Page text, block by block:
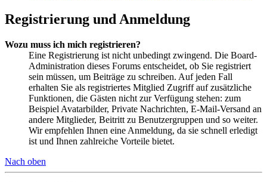
Registrierung und Anmeldung
Wozu muss ich mich registrieren?
Eine Registrierung ist nicht unbedingt zwingend. Die Board-
Administration dieses Forums entscheidet, ob Sie registriert
sein müssen, um Beiträge zu schreiben. Auf jeden Fall
erhalten Sie als registriertes Mitglied Zugriff auf zusätzliche
Funktionen, die Gästen nicht zur Verfügung stehen: zum
Beispiel Avatarbilder, Private Nachrichten, E-Mail-Versand an
andere Mitglieder, Beitritt zu Benutzergruppen und so weiter.
Wir empfehlen Ihnen eine Anmeldung, da sie schnell erledigt
ist und Ihnen zahlreiche Vorteile bietet.
Nach oben